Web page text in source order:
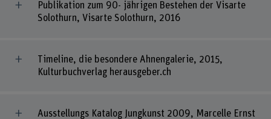
Publikation zum 90- jährigen Bestehen der Visarte
Solothurn, Visarte Solothurn, 2016
Timeline, die besondere Ahnengalerie, 2015,
Kulturbuchverlag herausgeber.ch
Ausstellungs Katalog Jungkunst 2009, Marcelle Ernst